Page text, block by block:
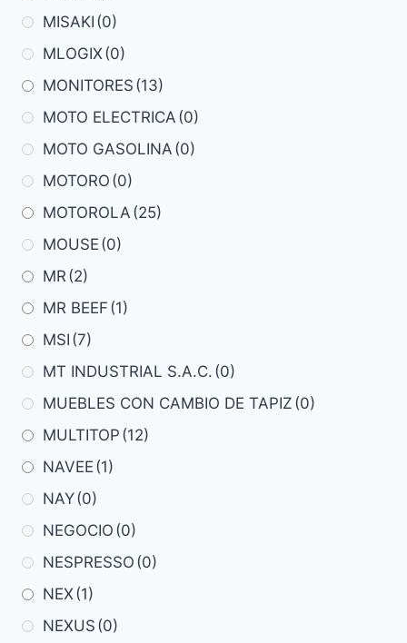
MISAKI (0)
MLOGIX(0)
MONITORES (13)
MOTO ELECTRICA (0)
MOTO GASOLINA (0)
MOTORO (0)
MOTOROLA (25)
MOUSE (0)
MR (2)
MR BEEF (1)
MSI (7)
MT INDUSTRIAL S.A.C. (0)
MUEBLES CON CAMBIO DE TAPIZ (0)
MULTITOP (12)
NAVEE (1)
NAY(0)
NEGOCIO (0)
NESPRESSO (0)
NEX(1)
NEXUS (0)